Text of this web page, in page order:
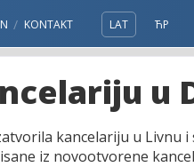
KONTAKT LAT ЋР
u
kancelariju u Livnu
iz novootvorene